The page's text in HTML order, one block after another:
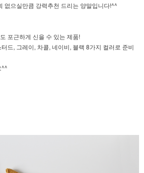
없으실만큼 강력추천 드리는 양말입니다!^^
포근하게 신을 수 있는 제품!
드, 그레이, 차콜, 네이비, 블랙 8가지 컬러로 준비
^^